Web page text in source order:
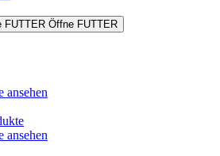
FUTTER Öffne FUTTER
ansehen
ansehen